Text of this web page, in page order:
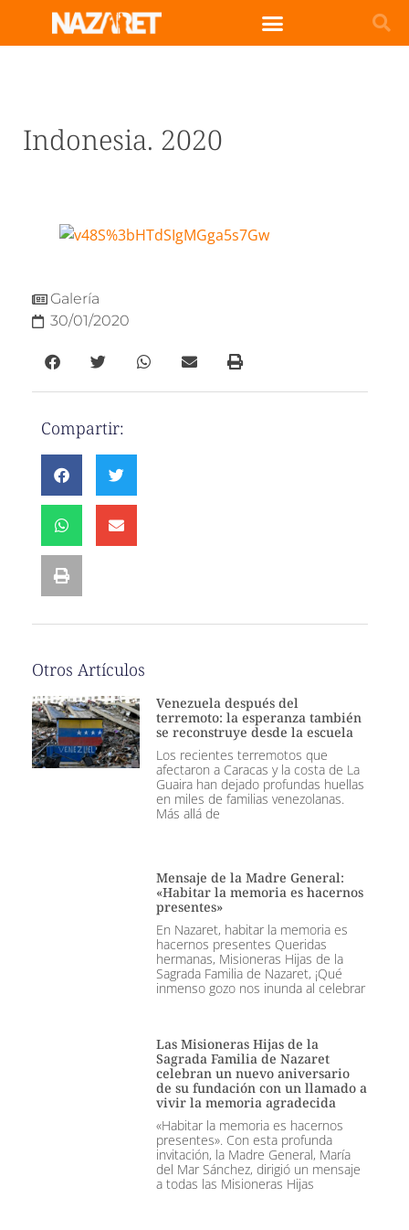
Indonesia. 2020
Galería
30/01/2020
Compartir:
Otros Artículos
Venezuela después del
terremoto: la esperanza también
se reconstruye desde la escuela
Los recientes terremotos que
afectaron a Caracas y la costa de La
Guaira han dejado profundas huellas
en miles de familias venezolanas.
Más allá de
Mensaje de la Madre General:
«Habitar la memoria es hacernos
presentes»
En Nazaret, habitar la memoria es
hacernos presentes Queridas
hermanas, Misioneras Hijas de la
Sagrada Familia de Nazaret, ¡Qué
inmenso gozo nos inunda al celebrar
Las Misioneras Hijas de la
Sagrada Familia de Nazaret
celebran un nuevo aniversario
de su fundación con un llamado a
vivir la memoria agradecida
«Habitar la memoria es hacernos
presentes». Con esta profunda
invitación, la Madre General, María
del Mar Sánchez, dirigió un mensaje
a todas las Misioneras Hijas